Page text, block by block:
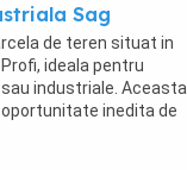
Sag
de teren situat in
ideala pentru
industriale. Aceasta
inedita de